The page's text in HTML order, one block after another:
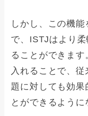
しかし、この機
で、ISTJはより
ることができま
入れることで、
題に対しても効果
とができるように